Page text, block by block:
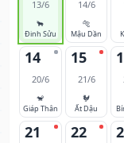
13/6
🐂
Đinh Sửu
14/6
🐅
Mậu Dần
14
20/6
🐒
Giáp Thân
15
21/6
🐓
Ất Dậu
21 22